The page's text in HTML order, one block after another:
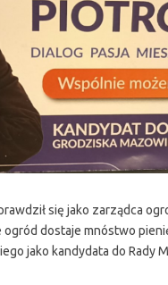
się jako zarządca
ogród dostaje mnóstwo
jako kandydata do Rady